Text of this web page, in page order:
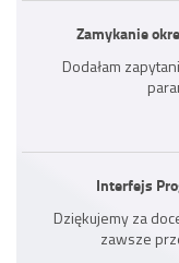
Zamykanie
Dodałam
Interfejs
Dziękujemy za
zawsze